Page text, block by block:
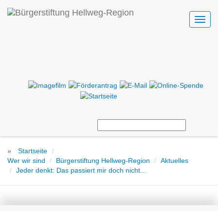
»
Startseite
Wer wir sind
Bürgerstiftung Hellweg-Region
Aktuelles
Jeder denkt: Das passiert mir doch nicht...